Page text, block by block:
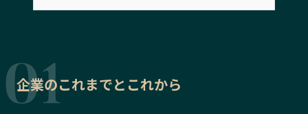
イベント
飲食店
企業のこれまでとこれから